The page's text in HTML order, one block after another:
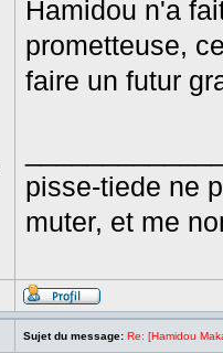
Hamidou n'a
prometteuse,
faire un futur
pisse-tiede ne
muter, et me
Sujet du message: Re: [Hamidou